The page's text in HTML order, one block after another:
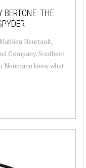
BERTONE: THE
Heurtault,
Company. Southern
Neumann knew what